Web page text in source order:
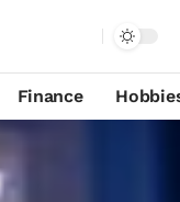
Finance